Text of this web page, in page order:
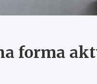
forma